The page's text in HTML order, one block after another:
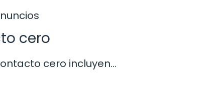
cero
cero incluyen…